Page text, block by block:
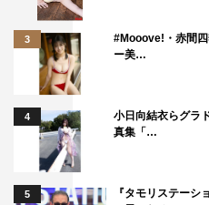
のコメントは以下掲載。
小津役：本郷奏多 コメ
『姪のメイ』、小津役を演
した。小津というキャラク
たり、物事に対して少し冷
青年です。しかし、不器用
ので、メイの奔放さや純真
3
#Mooove!・赤間
ー美…
4
小日向結衣らグラ
真集「…
5
『タモリステー